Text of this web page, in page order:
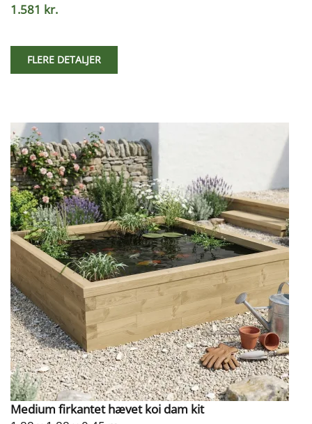
1.581 kr.
FLERE DETALJER
Medium firkantet hævet koi dam kit